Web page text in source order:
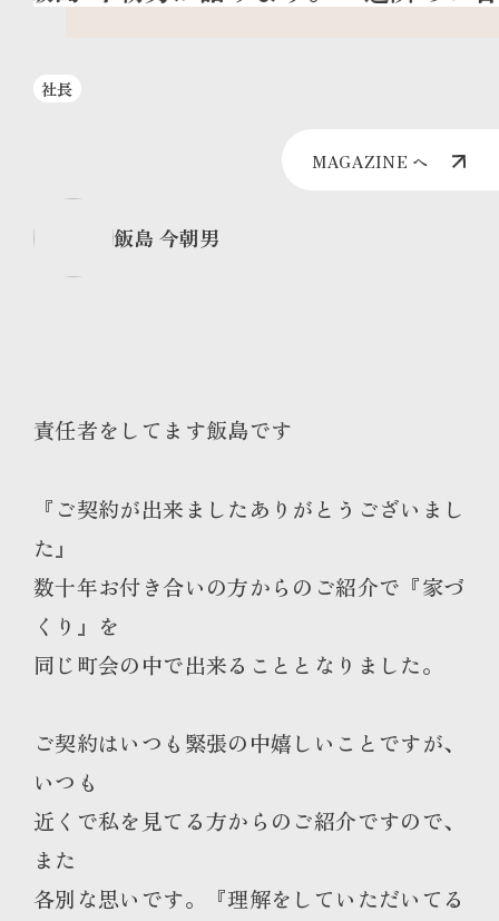
社長
MAGAZINE へ
飯島 今朝男
責任者をしてます飯島です
『ご契約が出来ましたありがとうございまし
た』
数十年お付き合いの方からのご紹介で『家づ
くり』を
同じ町会の中で出来ることとなりました。
ご契約はいつも緊張の中嬉しいことですが、
いつも
近くで私を見てる方からのご紹介ですので、
また
各別な思いです。『理解をしていただいてる